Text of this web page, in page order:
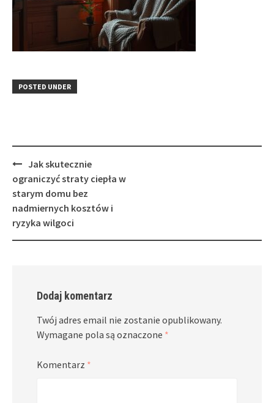
POSTED UNDER
Post
navigation
Jak skutecznie
ograniczyć straty ciepła w
starym domu bez
nadmiernych kosztów i
ryzyka wilgoci
Dodaj komentarz
Twój adres email nie zostanie opublikowany.
Wymagane pola są oznaczone *
Komentarz *